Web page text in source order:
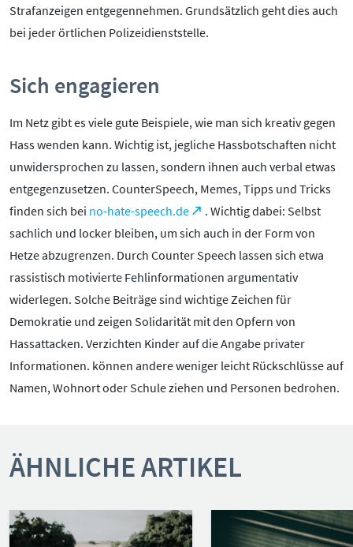
Strafanzeigen entgegennehmen. Grundsätzlich geht dies auch
bei jeder örtlichen Polizeidienststelle.
Sich engagieren
Im Netz gibt es viele gute Beispiele, wie man sich kreativ gegen
Hass wenden kann. Wichtig ist, jegliche Hassbotschaften nicht
unwidersprochen zu lassen, sondern ihnen auch verbal etwas
entgegenzusetzen. CounterSpeech, Memes, Tipps und Tricks
finden sich bei no-hate-speech.de
. Wichtig dabei: Selbst
sachlich und locker bleiben, um sich auch in der Form von
Hetze abzugrenzen. Durch Counter Speech lassen sich etwa
rassistisch motivierte Fehlinformationen argumentativ
widerlegen. Solche Beiträge sind wichtige Zeichen für
Demokratie und zeigen Solidarität mit den Opfern von
Hassattacken. Verzichten Kinder auf die Angabe privater
Informationen. können andere weniger leicht Rückschlüsse auf
Namen, Wohnort oder Schule ziehen und Personen bedrohen.
ÄHNLICHE ARTIKEL